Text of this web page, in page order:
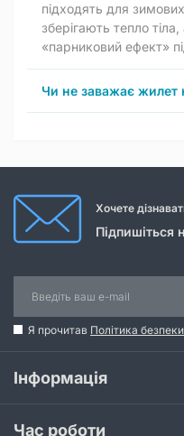
підходять для
зберігають тепло
«парниковий ефект»
Чи не заважає жилет
Хочете
Підпишіться
Я прочитав Політика безпеки
Інформація
Час роботи